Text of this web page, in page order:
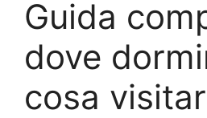
Guida
dove
cosa